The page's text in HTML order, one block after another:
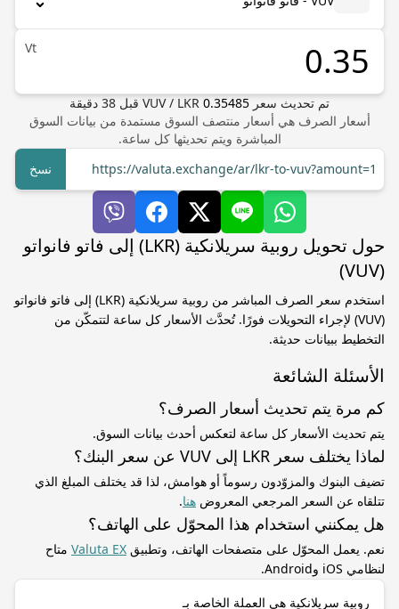
Vt
تم تحديث سعر VUV/ LKR 0.35485 قبل 38 دقيقة
أسعار الصرف هي أسعار منتصف السوق مستمدة من بيانات السوق
المباشرة ويتم تحديثها كل ساعة.
https://valuta.exchange/ar/lkr-to-vuv?amount=1
نسخ
حول تحويل روبية سريلانكية (LKR) إلى فاتو فانواتو
(VUV)
استخدم سعر الصرف المباشر من روبية سريلانكية (LKR) إلى فاتو فانواتو
(VUV) لإجراء التحويلات فورًا. تُحدَّث الأسعار كل ساعة لتتمكّن من
التخطيط ببيانات حديثة.
الأسئلة الشائعة
كم مرة يتم تحديث أسعار الصرف؟
يتم تحديث الأسعار كل ساعة لتعكس أحدث بيانات السوق.
لماذا يختلف سعر LKR إلى VUV عن سعر البنك؟
تضيف البنوك والمزوّدون رسوماً أو هوامش، لذا قد يختلف المبلغ الذي
تتلقاه عن السعر المرجعي المعروض هنا.
هل يمكنني استخدام هذا المحوّل على الهاتف؟
نعم. يعمل المحوّل على متصفحات الهاتف، وتطبيق Valuta EX متاح
لنظامي iOS وAndroid.
روبية سريلانكية هي العملة الخاصة بـ